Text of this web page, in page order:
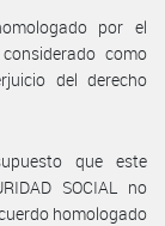
por el
como
del derecho
que este
SOCIAL no
homologado